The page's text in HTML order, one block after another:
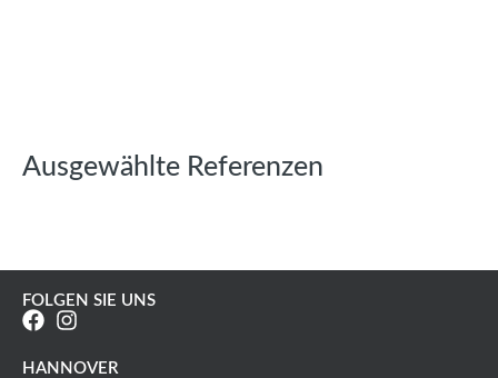
Ausgewählte Referenzen
FOLGEN SIE UNS
HANNOVER